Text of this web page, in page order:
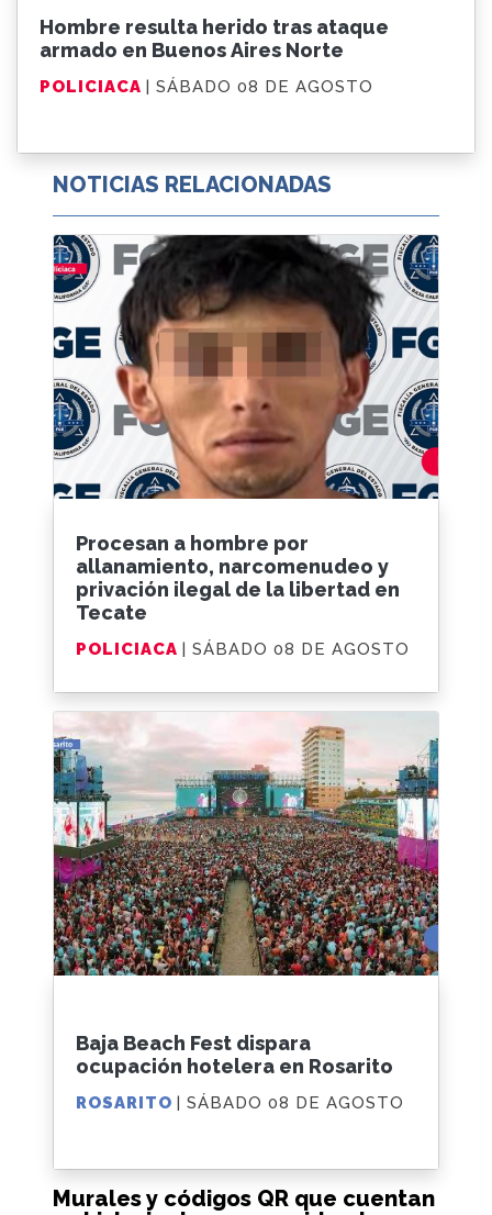
Hombre resulta herido tras ataque
armado en Buenos Aires Norte
POLICIACA | SÁBADO 08 DE AGOSTO
NOTICIAS RELACIONADAS
Murales y códigos QR que cuentan
Procesan a hombre por
allanamiento, narcomenudeo y
privación ilegal de la libertad en
Tecate
POLICIACA | SÁBADO 08 DE AGOSTO
Baja Beach Fest dispara
ocupación hotelera en Rosarito
ROSARITO | SÁBADO 08 DE AGOSTO